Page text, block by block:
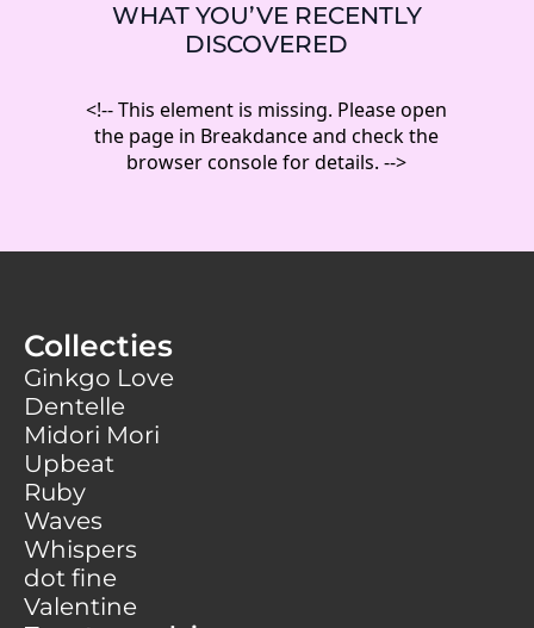
WHAT YOU’VE RECENTLY
DISCOVERED
<!-- This element is missing. Please open
the page in Breakdance and check the
browser console for details. -->
Collecties
Ginkgo Love
Dentelle
Midori Mori
Upbeat
Ruby
Waves
Whispers
dot fine
Valentine